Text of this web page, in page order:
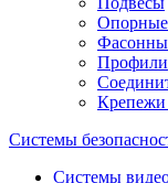
Опорные
Профили
Крепежи
Системы
Системы